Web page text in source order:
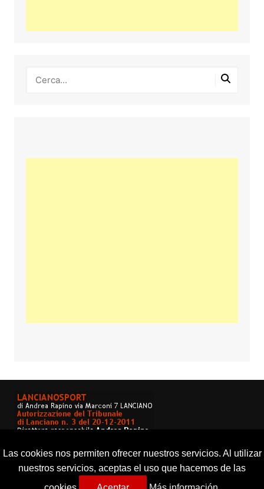
Las cookies nos permiten ofrecer nuestros servicios. Al utilizar
nuestros servicios, aceptas el uso que hacemos de las